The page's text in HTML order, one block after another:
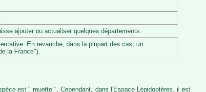
ajouter ou actualiser quelques départements.
En revanche, dans la plupart des cas, un
la France").
est " muette ". Cependant, dans l'Espace Lépidoptères, il est